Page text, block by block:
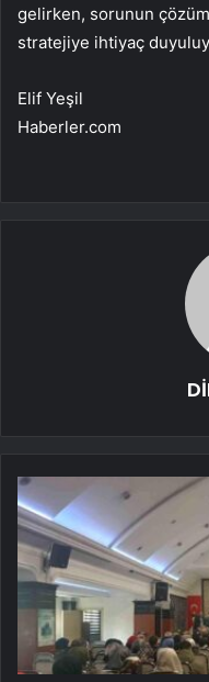
gelirken, sorunun
stratejiye ihtiyaç
Elif Yeşil
Haberler.com